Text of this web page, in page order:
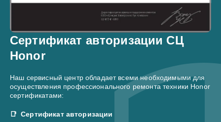
Сертификат авторизации СЦ
Honor
Наш сервисный центр обладает всеми необходимыми для
осуществления профессионального ремонта техники Honor
сертификатами:
Сертификат авторизации